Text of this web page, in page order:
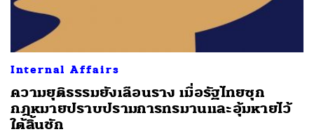
Internal Affairs
ความยุติธรรมยังเลือนราง เมื่อรัฐไทยซุก
กฎหมายปราบปรามการทรมานและอุ้มหายไว้
ใต้ลิ้นชัก